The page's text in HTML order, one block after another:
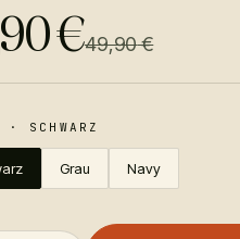
€49,90€
· SCHWARZ
Grau Navy